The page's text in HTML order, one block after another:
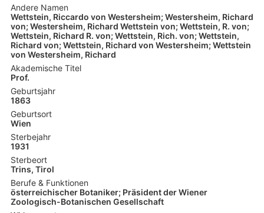
Andere Namen
Wettstein, Riccardo von Westersheim; Westersheim, Richard
von; Westersheim, Richard Wettstein von; Wettstein, R. von;
Wettstein, Richard R. von; Wettstein, Rich. von; Wettstein,
Richard von; Wettstein, Richard von Westersheim; Wettstein
von Westersheim, Richard
Akademische Titel
Prof.
Geburtsjahr
1863
Geburtsort
Wien
Sterbejahr
1931
Sterbeort
Trins, Tirol
Berufe & Funktionen
österreichischer Botaniker; Präsident der Wiener
Zoologisch-Botanischen Gesellschaft